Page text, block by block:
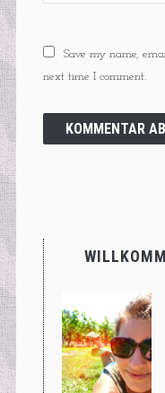
Save my name,
next time I comment.